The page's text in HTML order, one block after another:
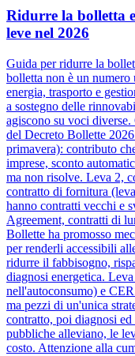
Ridurre la bolletta
leve nel 2026
Guida per ridurre la
bolletta non è un
energia, trasporto e
a sostegno delle
agiscono su voci
del Decreto Bollette
primavera): contributo
imprese, sconto
ma non risolve. Leva 2,
contratto di fornitura
hanno contratti vecchi e
Agreement, contratti di
Bollette ha promosso
per renderli accessibili
ridurre il fabbisogno,
diagnosi energetica.
nell'autoconsumo) e
ma pezzi di un'unica
contratto, poi diagnosi
pubbliche alleviano, le
costo. Attenzione alla